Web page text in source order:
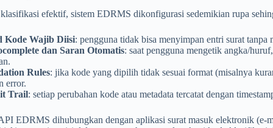
efektif, sistem EDRMS dikonfigurasi sedemikian rupa
Kode Wajib Diisi: pengguna tidak bisa menyimpan entri surat
dan Saran Otomatis: saat pengguna mengetik angka/
Rules: jika kode yang dipilih tidak sesuai format (misalnya
error.
Trail: setiap perubahan kode atau metadata tercatat dengan
EDRMS dihubungkan dengan aplikasi surat masuk elektronik